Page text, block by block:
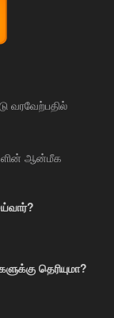
வரவேற்பதில்
ஆன்மீக
தெரியுமா?